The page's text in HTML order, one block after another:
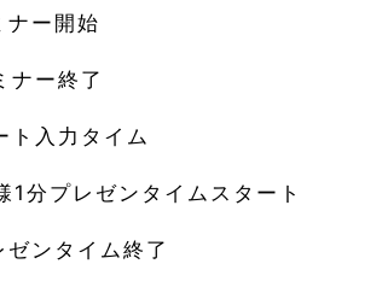
ー開始
ー終了
入力タイム
分プレゼンタイムスタート
ンタイム終了